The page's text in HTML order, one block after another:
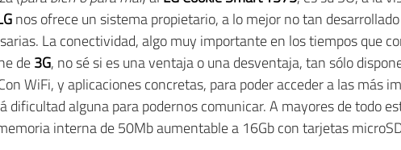
nos ofrece un sistema propietario, a lo mejor no tan
La conectividad, algo muy importante en los tiempos que
de3G, no sé si es una ventaja o una desventaja, tan sólo
WiFi, y aplicaciones concretas, para poder acceder a las más
dificultad alguna para podernos comunicar. A mayores de todo
interna de 50Mb aumentable a 16Gb con tarjetas